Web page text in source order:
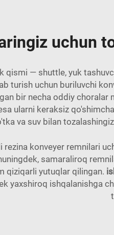
uchun
qismi — shuttle, yuk
turish uchun buriluvchi
bir necha oddiy choralar
ularni keraksiz
va suv bilan
rezina konveyer remnilari
samaraliroq
qiziqarli yutuqlar qilingan.
yaxshiroq ishqalanishga